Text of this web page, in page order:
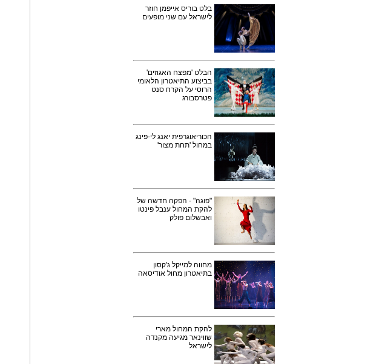
בלט בוריס אייפמן חוזר
לישראל עם שני מופעים
הבלט 'מפצח האגוזים'
בביצוע התיאטרון הלאומי
הרוסי על הקרח סנט
פטרסבורג
הכוריאוגרפית יאנג לי-פינג
במחול 'תחת מצור'
"פוגה" - הפקה חדשה של
להקת המחול ענבל פינטו
ואבשלום פולק
מחווה למייקל ג'קסון
בתיאטרון מחול אודיסאה
להקת המחול מארי
שווינאר מגיעה מקנדה
לישראל